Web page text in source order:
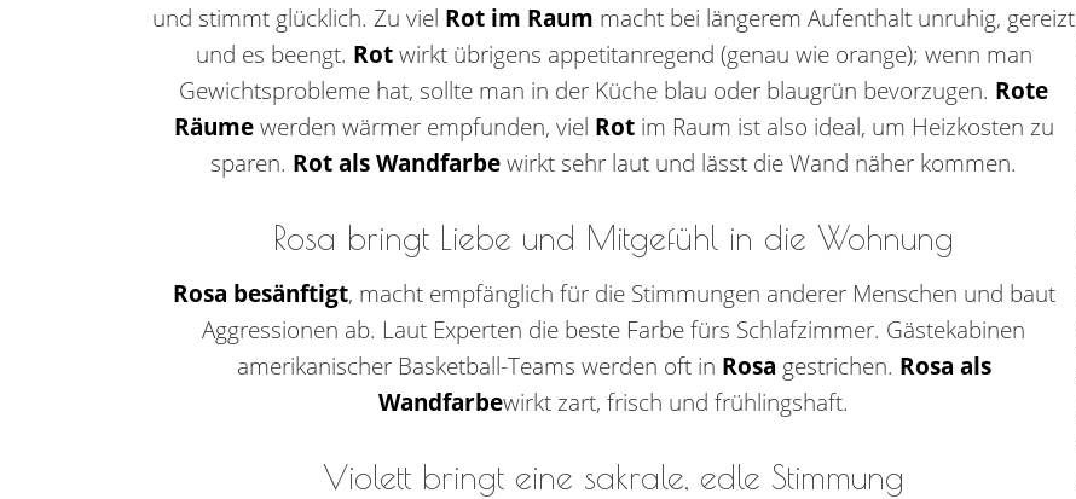
und stimmt glücklich. Zu viel Rot im Raum macht bei längerem Aufenthalt unruhig, gereizt
und es beengt. Rotwirkt übrigens appetitanregend (genau wie orange); wenn man
Gewichtsprobleme hat, sollte man in der Küche blau oder blaugrün bevorzugen. Rote
Räumewerden wärmer empfunden, viel Rotim Raum ist also ideal, um Heizkosten zu
sparen. Rot als Wandfarbewirkt sehr laut und lässt die Wand näher kommen.
Rosa bringt Liebe und Mitgefühl in die Wohnung
Rosa besänftigt, macht empfänglich für die Stimmungen anderer Menschen und baut
Aggressionen ab. Laut Experten die beste Farbe fürs Schlafzimmer. Gästekabinen
amerikanischer Basketball-Teams werden oft in Rosa gestrichen. Rosa als
Wandfarbewirkt zart, frisch und frühlingshaft.
Violett bringt eine sakrale, edle Stimmung